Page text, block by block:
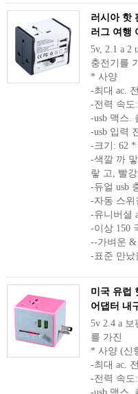
러시아 핫
러그 여행
5v, 2.1 a 2
충전기를
* 사양
-최대 ac.
-전력 속도:
-usb 맥스.
-usb 입력
-크기: 62 *
-색깔 까
랗 고, 빨
-듀얼 usb
-자동 스위
-유니버셜
-이상 150
--가벼운
-표준 만났
미국 유럽
어댑터 내
5v 2.4 a
를 가진
* 사양 (신
-최대 ac.
-전력 속도: